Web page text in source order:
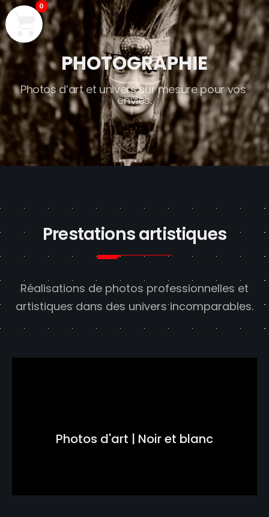
PHOTOGRAPHIE
Photos d’art et universsurmesure pourvos
envies.
Prestations artistiques
Réalisations de photos professionnelles et
artistiques dans des univers incomparables.
Photos d'art | Noir et blanc
0